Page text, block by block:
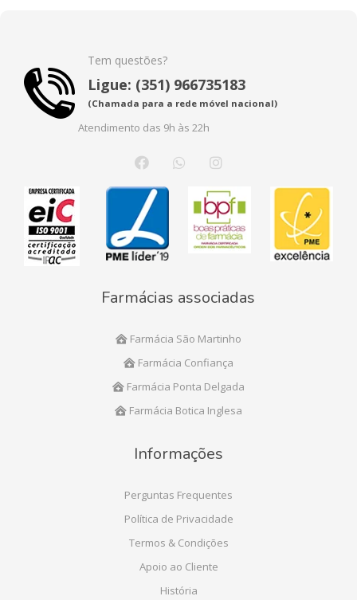
Tem questões?
Ligue: (351) 966735183
(Chamada para a rede móvel nacional)
Atendimento das 9h às 22h
Farmácias associadas
Farmácia São Martinho
Farmácia Confiança
Farmácia Ponta Delgada
Farmácia Botica Inglesa
Informações
Perguntas Frequentes
Política de Privacidade
Termos & Condições
Apoio ao Cliente
História